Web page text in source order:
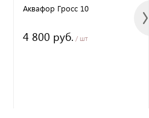
Аквафор Гросс 10
4 800 руб. / шт